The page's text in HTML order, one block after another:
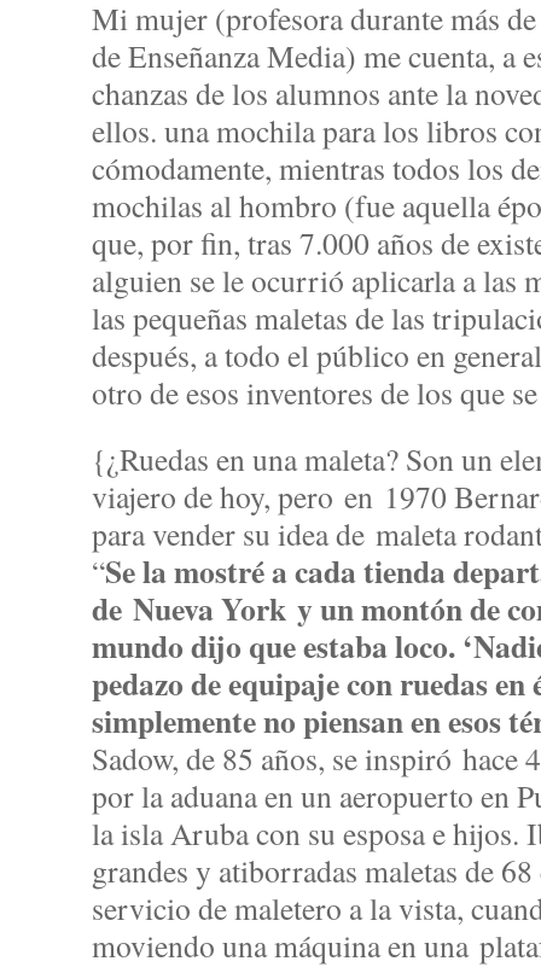
Mi mujer (profesora durante más
de Enseñanza Media) me cuenta, a
chanzas de los alumnos ante la
ellos. una mochila para los libros
cómodamente, mientras todos los
mochilas al hombro (fue aquella
que, por fin, tras 7.000 años de
alguien se le ocurrió aplicarla a las
las pequeñas maletas de las
después, a todo el público en
otro de esos inventores de los que
{¿Ruedas en una maleta? Son un
viajero de hoy, pero en 1970
para vender su idea de maleta
“Se la mostré a cada tienda
de Nueva York y un montón de
mundo dijo que estaba loco.
pedazo de equipaje con ruedas en
simplemente no piensan en esos
Sadow, de 85 años, se inspiró hace
por la aduana en un aeropuerto en
la isla Aruba con su esposa e hijos.
grandes y atiborradas maletas de
servicio de maletero a la vista,
moviendo una máquina en una